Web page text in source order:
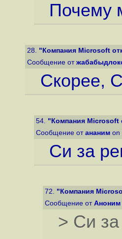
Почему
28. "Компания Microsoft
Сообщение от
Скорее,
54. "Компания Microsoft
Сообщение от ананим on
Си за
72. "Компания
Сообщение от Аноним
> Си